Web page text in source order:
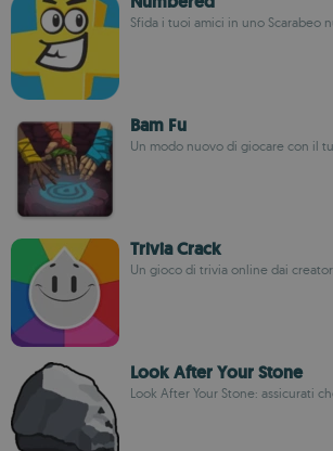
Sfida i tuoi amici in uno Scarabeo
Bam Fu
Un modo nuovo di giocare con il
Trivia Crack
Un gioco di trivia online dai
Look After Your Stone
Look After Your Stone: assicurati